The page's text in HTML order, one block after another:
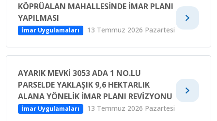
KÖPRÜALAN MAHALLESINDE IMAR PLANI
YAPILMASI
İmar Uygulamaları 13 Temmuz 2026 Pazartesi
AYARIK MEVKI 3053 ADA 1 NO.LU
PARSELDE YAKLAŞIK 9,6 HEKTARLIK
ALANA YÖNELIK İMAR PLANI REVIZYONU
İmar Uygulamaları 13 Temmuz 2026 Pazartesi